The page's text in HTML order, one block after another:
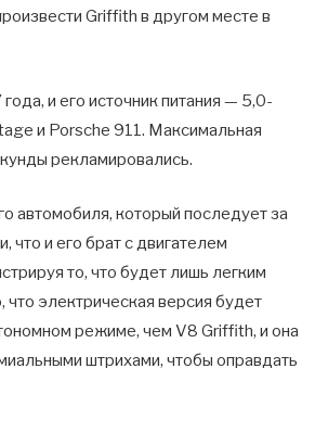
Griffith в другом месте в
и его источник питания — 5,0-
и Porsche 911. Максимальная
рекламировались.
автомобиля, который последует за
что и его брат с двигателем
то, что будет лишь легким
электрическая версия будет
режиме, чем V8 Griffith, и она
штрихами, чтобы оправдать